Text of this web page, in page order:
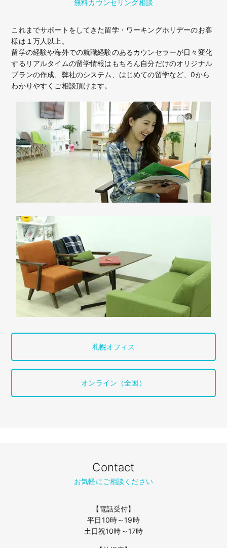
無料カウンセリング相談
これまでサポートをしてきた留学・ワーキングホリデーのお客
様は１万人以上。
留学の経験や海外での就職経験のあるカウンセラーが日々変化
するリアルタイムの留学情報はもちろん自分だけのオリジナル
プランの作成、弊社のシステム、はじめての留学など、0から
わかりやすくご相談頂けます。
札幌オフィス
オンライン（全国）
Contact
お気軽にご相談ください
【電話受付】
平日10時～19時
土日祝10時～17時